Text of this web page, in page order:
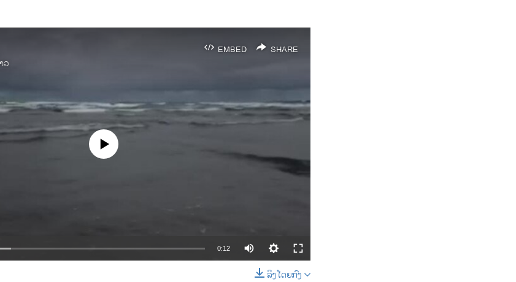
EMBED SHARE
ວ
No media source currently available
0:12
ລິງໂດຍກົງ